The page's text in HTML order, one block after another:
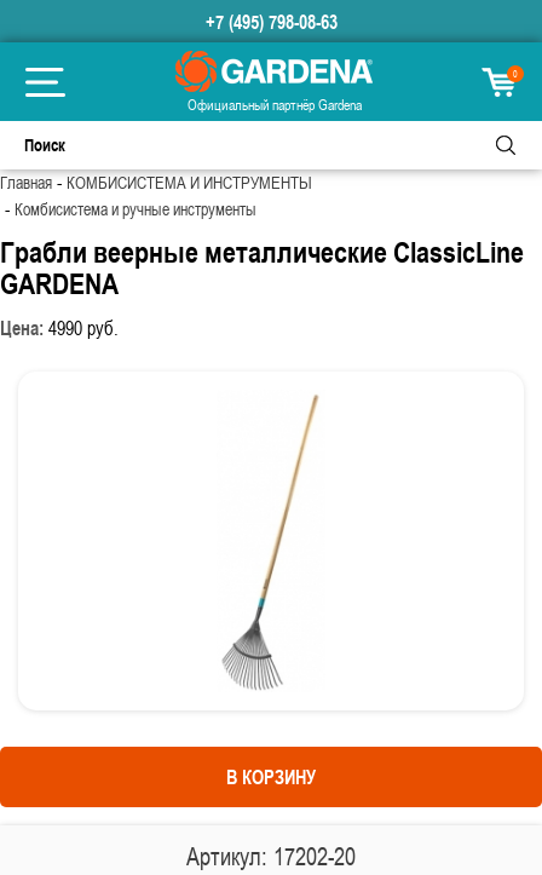
+7 (495) 798-08-63
Официальный партнёр Gardena
0
Главная-КОМБИСИСТЕМА И ИНСТРУМЕНТЫ
- Комбисистема и ручные инструменты
Грабли веерные металлические ClassicLine
GARDENA
Цена: 4990руб.
В КОРЗИНУ
Артикул: 17202-20